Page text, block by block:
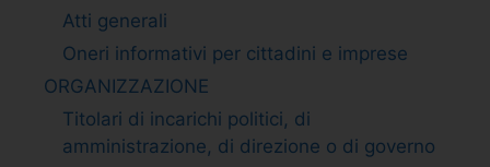
Atti generali
Oneri informativi per cittadini e imprese
ORGANIZZAZIONE
Titolari di incarichi politici, di
amministrazione, di direzione o di governo